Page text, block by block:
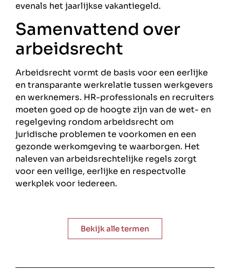
evenals het jaarlijkse vakantiegeld.
Samenvattend over
arbeidsrecht
Arbeidsrecht vormt de basis voor een eerlijke
en transparante werkrelatie tussen werkgevers
en werknemers. HR-professionals en recruiters
moeten goed op de hoogte zijn van de wet- en
regelgeving rondom arbeidsrecht om
juridische problemen te voorkomen en een
gezonde werkomgeving te waarborgen. Het
naleven van arbeidsrechtelijke regels zorgt
voor een veilige, eerlijke en respectvolle
werkplek voor iedereen.
Bekijk alle termen